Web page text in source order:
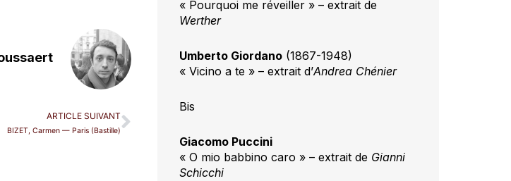
ARTICLE SUIVANT
BIZET, Carmen — Paris (Bastille)
« Pourquoi me réveiller » – extrait de
Werther
Umberto Giordano(1867-1948)
« Vicino a te » – extrait d’Andrea Chénier
Bis
Giacomo Puccini
« O mio babbino caro » – extrait de Gianni
Schicchi